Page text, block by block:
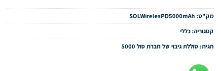
היה:
189.00 ₪.
הוא:
169.00 ₪. מק"ט: SOLWirelesPD5000mAh
קטגוריה: כללי
תגית: סוללת גיבוי של חברת סול 5000